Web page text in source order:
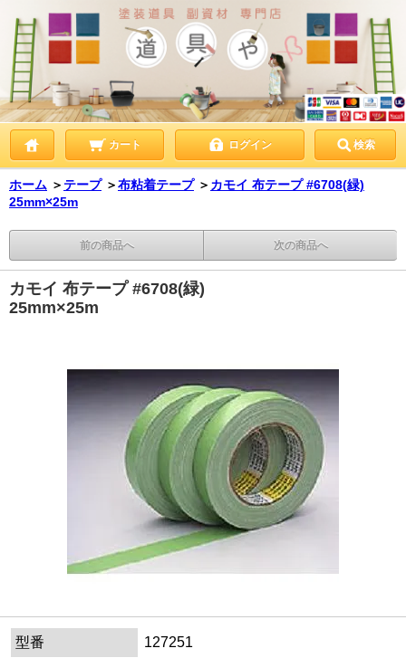
カート ログイン 検索
ホーム ＞ テープ ＞布粘着テープ ＞ カモイ 布テープ #6708(緑)
25mm×25m
前の商品へ 次の商品へ
カモイ 布テープ #6708(緑)
25mm×25m
型番
127251